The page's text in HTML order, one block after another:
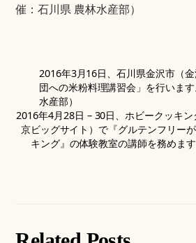
催：石川県 農林水産部）
2016年3月16日、石川県金沢市（
団への米粉料理講習会」を行いま
水産部）
2016年4月28日 – 30日、ホビークッキ
京ビッグサイト）で『グルテンフリー
キング』の体験教室の講師を務めま